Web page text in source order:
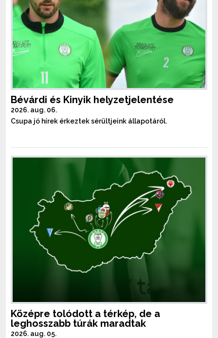
Bévárdi és Kinyik helyzetjelentése
2026. aug. 06.
Csupa jó hírek érkeztek sérültjeink állapotáról.
Középre tolódott a térkép, de a
leghosszabb túrák maradtak
2026. aug. 05.